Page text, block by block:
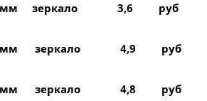
мм зеркало 3,6 руб
мм зеркало 4,9 руб
мм зеркало 4,8 руб